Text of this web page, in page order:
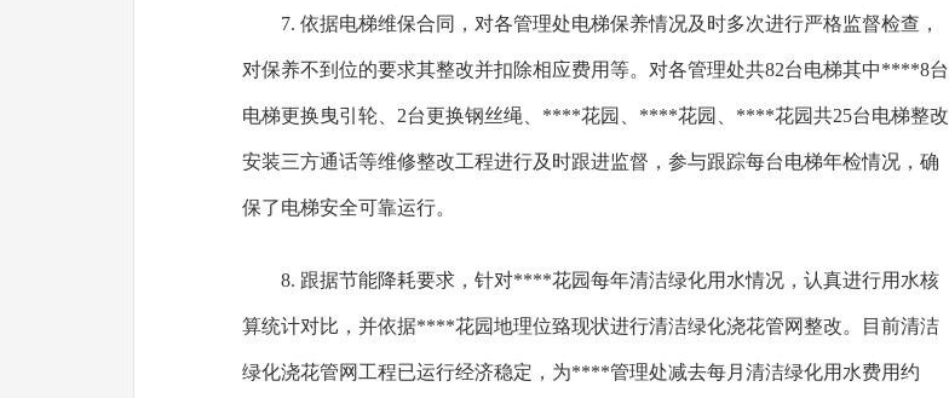
7. 依据电梯维保合同，对各管理处电梯保养情况及时多次进行严格监督检查，
对保养不到位的要求其整改并扣除相应费用等。对各管理处共82台电梯其中****8台
电梯更换曳引轮、2台更换钢丝绳、****花园、****花园、****花园共25台电梯整改
安装三方通话等维修整改工程进行及时跟进监督，参与跟踪每台电梯年检情况，确
保了电梯安全可靠运行。
8. 跟据节能降耗要求，针对****花园每年清洁绿化用水情况，认真进行用水核
算统计对比，并依据****花园地理位臵现状进行清洁绿化浇花管网整改。目前清洁
绿化浇花管网工程已运行经济稳定，为****管理处减去每月清洁绿化用水费用约